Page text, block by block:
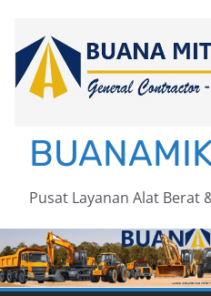
content
Pusat Layanan Alat Berat